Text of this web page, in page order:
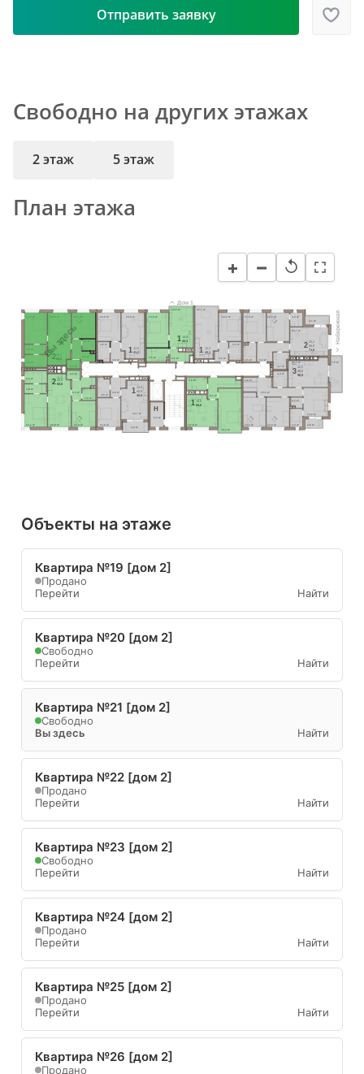
Отправить заявку
Свободно на других этажах
2 этаж 5 этаж
План этажа
+ − ↺
6,4 м²
H
17,8 м²
19,5 м²
5,0 м²
8,3 м²
1 19,5
50,6
10,6 м²
3,8 м²
20,7 м²
13,6 м²
7,5 м²
14,0 м² 12,8 м²
4,4 м²
4,4 м²
2,2 м²
2,9 м²
340,5
86,6
96,9
4,7 м²
12,9 м² 12,3 м²
8,4 м²
3,4 м²
4,1 м²
4,5 м²
20,7 м²
225,2
66,9
71,0
12,2 м²
4,3 м²
4,5 м²
22,1 м²
1 12,2
43,1
18,8 м²
4,1 м²
14,9 м²
5,5 м²
1 14,9
43,3
12,6 м²
4,6 м²
4,5 м²
19,5 м²
1 12,6
41,2
2,3 м²
13,5 м² 11,7 м²
3,0 м²
5,5 м²
22,6 м²
6,3 м²
2 68,8
22,8 м²
2,3 м²
11,9 м²
5,5 м²
3,9 м²
14,1 м²
3,0 м²
6,3 м²
226,0
69,8
18,7 м²
12,8 м²
4,6 м²
4,8 м²
4,9 м²
1 12,8
40,9
45,8
Вы здесь Набережная
Дом 1
Объекты на этаже
Квартира №19 [дом 2]
Продано
Перейти
Найти
Квартира №20 [дом 2]
Свободно
Перейти
Найти
Квартира №21 [дом 2]
Свободно
Вы здесь
Найти
Квартира №22 [дом 2]
Продано
Перейти
Найти
Квартира №23 [дом 2]
Свободно
Перейти
Найти
Квартира №24 [дом 2]
Продано
Перейти
Найти
Квартира №25 [дом 2]
Продано
Перейти
Найти
Квартира №26 [дом 2]
Продано